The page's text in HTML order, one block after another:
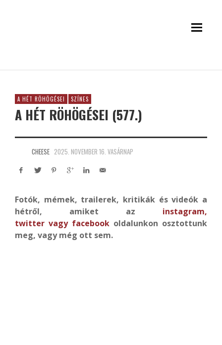
A HÉT RÖHÖGÉSEI SZÍNES
A HÉT RÖHÖGÉSEI (577.)
CHEESE 2025. NOVEMBER 16. VASÁRNAP
Fotók, mémek, trailerek, kritikák és videók a
hétről, amiket az instagram,
twitter vagy facebook oldalunkon osztottunk
meg, vagy még ott sem.